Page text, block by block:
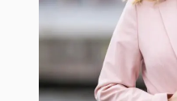
Inställningar